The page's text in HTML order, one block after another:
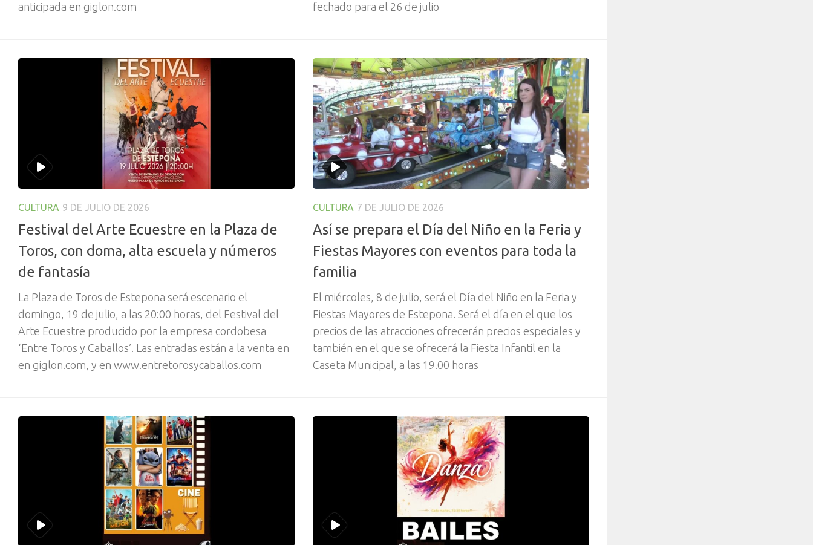
anticipada en giglon.com
fechado para el 26 de julio
CULTURA 9 DE JULIO DE 2026
Festival del Arte Ecuestre en la Plaza de
Toros, con doma, alta escuela y números
de fantasía
La Plaza de Toros de Estepona será escenario el
domingo, 19 de julio, a las 20:00 horas, del Festival del
Arte Ecuestre producido por la empresa cordobesa
‘Entre Toros y Caballos’. Las entradas están a la venta en
en giglon.com, y en www.entretorosycaballos.com
CULTURA 7 DE JULIO DE 2026
Así se prepara el Día del Niño en la Feria y
Fiestas Mayores con eventos para toda la
familia
El miércoles, 8 de julio, será el Día del Niño en la Feria y
Fiestas Mayores de Estepona. Será el día en el que los
precios de las atracciones ofrecerán precios especiales y
también en el que se ofrecerá la Fiesta Infantil en la
Caseta Municipal, a las 19.00 horas